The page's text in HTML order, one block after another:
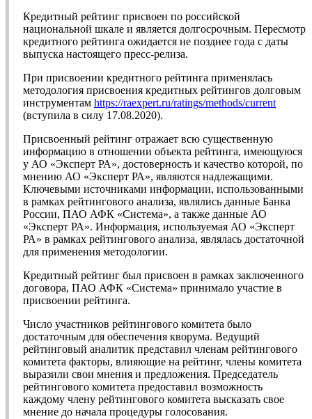
Кредитный рейтинг присвоен по российской
национальной шкале и является долгосрочным. Пересмотр
кредитного рейтинга ожидается не позднее года с даты
выпуска настоящего пресс-релиза.
При присвоении кредитного рейтинга применялась
методология присвоения кредитных рейтингов долговым
инструментам https://raexpert.ru/ratings/methods/current
(вступила в силу 17.08.2020).
Присвоенный рейтинг отражает всю существенную
информацию в отношении объекта рейтинга, имеющуюся
у АО «Эксперт РА», достоверность и качество которой, по
мнению АО «Эксперт РА», являются надлежащими.
Ключевыми источниками информации, использованными
в рамках рейтингового анализа, являлись данные Банка
России, ПАО АФК «Система», а также данные АО
«Эксперт РА». Информация, используемая АО «Эксперт
РА» в рамках рейтингового анализа, являлась достаточной
для применения методологии.
Кредитный рейтинг был присвоен в рамках заключенного
договора, ПАО АФК «Система» принимало участие в
присвоении рейтинга.
Число участников рейтингового комитета было
достаточным для обеспечения кворума. Ведущий
рейтинговый аналитик представил членам рейтингового
комитета факторы, влияющие на рейтинг, члены комитета
выразили свои мнения и предложения. Председатель
рейтингового комитета предоставил возможность
каждому члену рейтингового комитета высказать свое
мнение до начала процедуры голосования.